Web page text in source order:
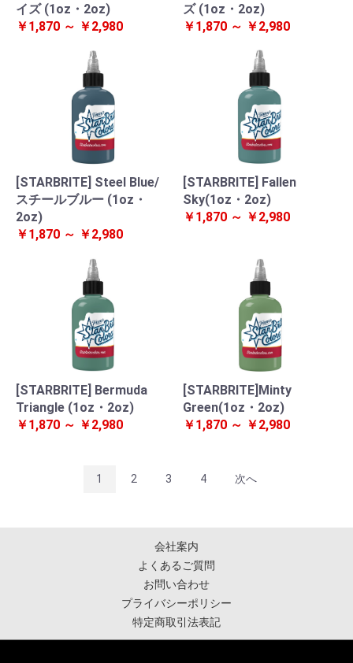
イズ (1oz・2oz)
￥1,870 ～ ￥2,980
ズ (1oz・2oz)
￥1,870 ～ ￥2,980
[STARBRITE] Steel Blue/
スチールブルー (1oz・
2oz)
￥1,870 ～ ￥2,980
[STARBRITE] Fallen
Sky(1oz・2oz)
￥1,870 ～ ￥2,980
[STARBRITE] Bermuda
Triangle (1oz・2oz)
￥1,870 ～ ￥2,980
[STARBRITE]Minty
Green(1oz・2oz)
￥1,870 ～ ￥2,980
1 2 3 4 次へ
会社案内
よくあるご質問
お問い合わせ
プライバシーポリシー
特定商取引法表記